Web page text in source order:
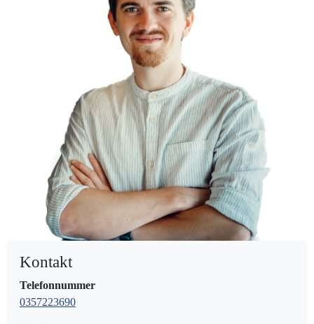
Kontakt
Telefonnummer
0357223690